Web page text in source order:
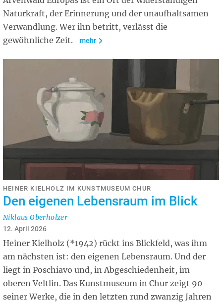
Naturkraft, der Erinnerung und der unaufhaltsamen
Verwandlung. Wer ihn betritt, verlässt die
gewöhnliche Zeit.
mehr
HEINER KIELHOLZ IM KUNSTMUSEUM CHUR
Den eigenen Lebensraum im Blick
Niklaus Oberholzer
12. April 2026
Heiner Kielholz (*1942) rückt ins Blickfeld, was ihm
am nächsten ist: den eigenen Lebensraum. Und der
liegt in Poschiavo und, in Abgeschiedenheit, im
oberen Veltlin. Das Kunstmuseum in Chur zeigt 90
seiner Werke, die in den letzten rund zwanzig Jahren